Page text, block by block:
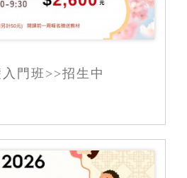
門班>>招生中